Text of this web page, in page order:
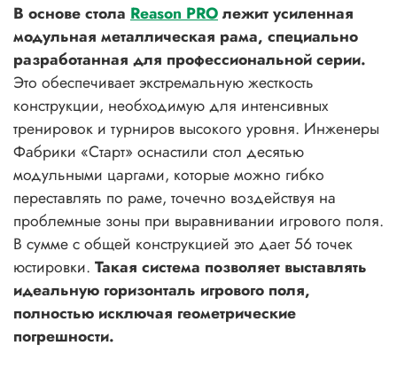
В основе стола Reason PROлежит усиленная
модульная металлическая рама, специально
разработанная для профессиональной серии.
Это обеспечивает экстремальную жесткость
конструкции, необходимую для интенсивных
тренировок и турниров высокого уровня. Инженеры
Фабрики «Старт» оснастили стол десятью
модульными царгами, которые можно гибко
переставлять по раме, точечно воздействуя на
проблемные зоны при выравнивании игрового поля.
В сумме с общей конструкцией это дает 56 точек
юстировки. Такая система позволяет выставлять
идеальную горизонталь игрового поля,
полностью исключая геометрические
погрешности.